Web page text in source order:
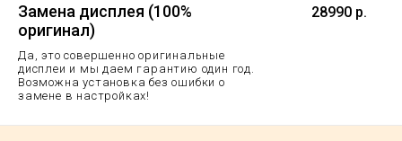
Замена дисплея (100%
оригинал)
Да, это совершенно оригинальные
дисплеи и мы даем гарантию один год.
Возможна установка без ошибки о
замене в настройках!
28990 р.